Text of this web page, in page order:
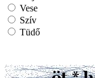
Vese
Szív
Tüdő